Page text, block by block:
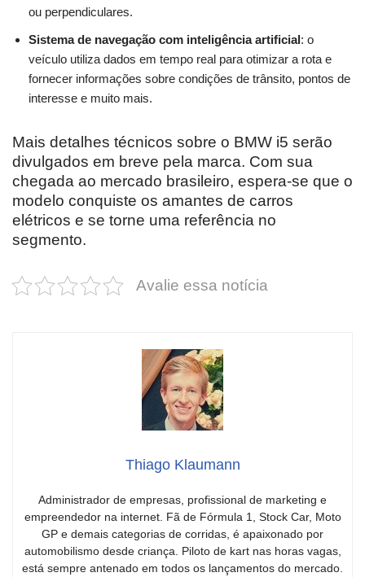
ou perpendiculares.
Sistema de navegação com inteligência artificial: o
veículo utiliza dados em tempo real para otimizar a rota e
fornecer informações sobre condições de trânsito, pontos de
interesse e muito mais.
Mais detalhes técnicos sobre o BMW i5 serão
divulgados em breve pela marca. Com sua
chegada ao mercado brasileiro, espera-se que o
modelo conquiste os amantes de carros
elétricos e se torne uma referência no
segmento.
Avalie essa notícia
Thiago Klaumann
Administrador de empresas, profissional de marketing e
empreendedor na internet. Fã de Fórmula 1, Stock Car, Moto
GP e demais categorias de corridas, é apaixonado por
automobilismo desde criança. Piloto de kart nas horas vagas,
está sempre antenado em todos os lançamentos do mercado.